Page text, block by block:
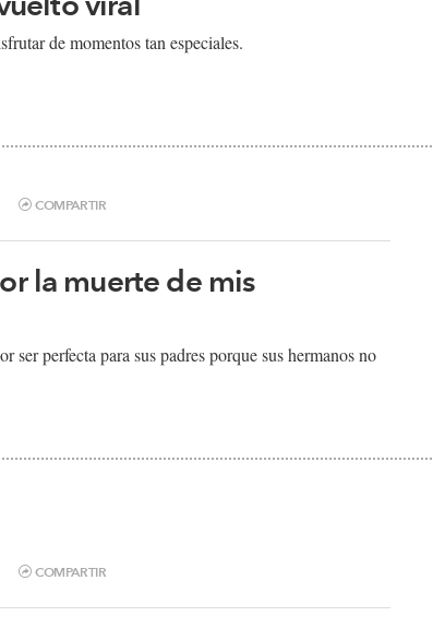
de momentos tan especiales.
COMPARTIR
la muerte de mis
ser perfecta para sus padres porque sus hermanos no
COMPARTIR